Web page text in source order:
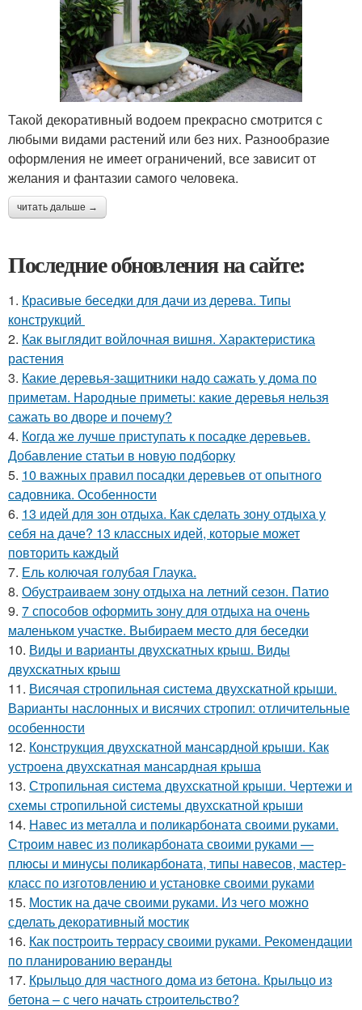
Такой декоративный водоем прекрасно смотрится с
любыми видами растений или без них. Разнообразие
оформления не имеет ограничений, все зависит от
желания и фантазии самого человека.
читать дальше →
Последние обновления на сайте:
1. Красивые беседки для дачи из дерева. Типы
конструкций
2. Как выглядит войлочная вишня. Характеристика
растения
3. Какие деревья-защитники надо сажать у дома по
приметам. Народные приметы: какие деревья нельзя
сажать во дворе и почему?
4. Когда же лучше приступать к посадке деревьев.
Добавление статьи в новую подборку
5. 10 важных правил посадки деревьев от опытного
садовника. Особенности
6. 13 идей для зон отдыха. Как сделать зону отдыха у
себя на даче? 13 классных идей, которые может
повторить каждый
7. Ель колючая голубая Глаука.
8. Обустраиваем зону отдыха на летний сезон. Патио
9. 7 способов оформить зону для отдыха на очень
маленьком участке. Выбираем место для беседки
10. Виды и варианты двухскатных крыш. Виды
двухскатных крыш
11. Висячая стропильная система двухскатной крыши.
Варианты наслонных и висячих стропил: отличительные
особенности
12. Конструкция двухскатной мансардной крыши. Как
устроена двухскатная мансардная крыша
13. Стропильная система двухскатной крыши. Чертежи и
схемы стропильной системы двухскатной крыши
14. Навес из металла и поликарбоната своими руками.
Строим навес из поликарбоната своими руками —
плюсы и минусы поликарбоната, типы навесов, мастер-
класс по изготовлению и установке своими руками
15. Мостик на даче своими руками. Из чего можно
сделать декоративный мостик
16. Как построить террасу своими руками. Рекомендации
по планированию веранды
17. Крыльцо для частного дома из бетона. Крыльцо из
бетона – с чего начать строительство?